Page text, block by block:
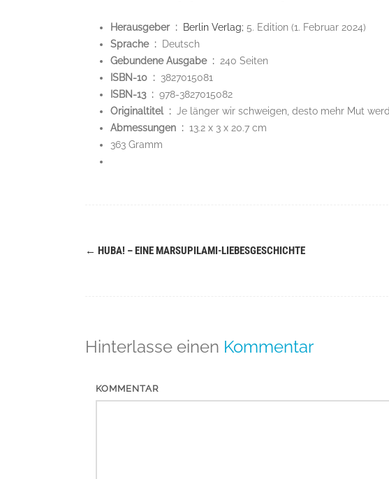
Herausgeber ‏ : Berlin Verlag; 5. Edition (1. Februar 2024)
Sprache ‏ : ‎
Deutsch
Gebundene Ausgabe ‏ : ‎ 240 Seiten
ISBN-10 ‏ : ‎ 3827015081
ISBN-13 ‏ : ‎ 978-3827015082
Originaltitel ‏ : ‎ Je länger wir schweigen, desto mehr Mut
Abmessungen ‏ : ‎ 13.2 x 3 x 20.7 cm
363 Gramm
← HUBA! – EINE MARSUPILAMI-LIEBESGESCHICHTE
Hinterlasse einen Kommentar
KOMMENTAR